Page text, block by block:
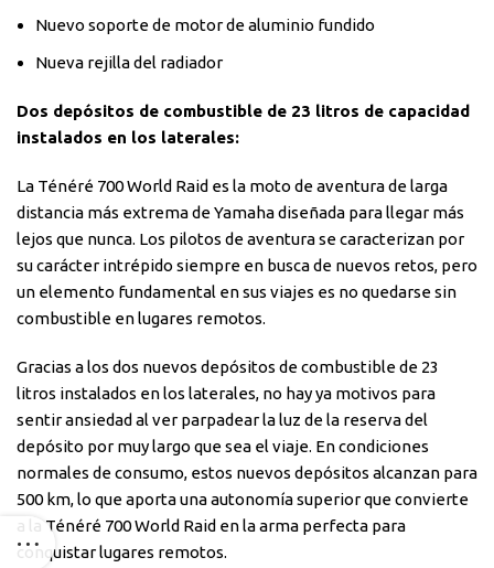
Nuevo soporte de motor de aluminio fundido
Nueva rejilla del radiador
Dos depósitos de combustible de 23 litros de capacidad
instalados en los laterales:
La Ténéré 700 World Raid es la moto de aventura de larga
distancia más extrema de Yamaha diseñada para llegar más
lejos que nunca. Los pilotos de aventura se caracterizan por
su carácter intrépido siempre en busca de nuevos retos, pero
un elemento fundamental en sus viajes es no quedarse sin
combustible en lugares remotos.
Gracias a los dos nuevos depósitos de combustible de 23
litros instalados en los laterales, no hay ya motivos para
sentir ansiedad al ver parpadear la luz de la reserva del
depósito por muy largo que sea el viaje. En condiciones
normales de consumo, estos nuevos depósitos alcanzan para
500 km, lo que aporta una autonomía superior que convierte
a la Ténéré 700 World Raid en la arma perfecta para
conquistar lugares remotos.